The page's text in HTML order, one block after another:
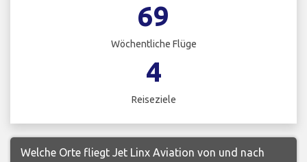
69
Wöchentliche Flüge
4
Reiseziele
Welche Orte fliegt Jet Linx Aviation von und nach